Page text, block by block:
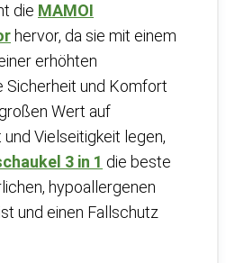
die MAMOI
hervor, da sie mit einem
erhöhten
Sicherheit und Komfort
Wert auf
Vielseitigkeit legen,
3 in 1 die beste
hypoallergenen
und einen Fallschutz